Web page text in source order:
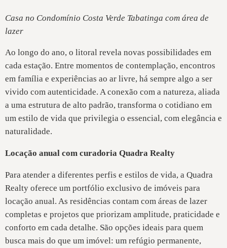
Casa no Condomínio Costa Verde Tabatinga com área de
lazer
Ao longo do ano, o litoral revela novas possibilidades em
cada estação. Entre momentos de contemplação, encontros
em família e experiências ao ar livre, há sempre algo a ser
vivido com autenticidade. A conexão com a natureza, aliada
a uma estrutura de alto padrão, transforma o cotidiano em
um estilo de vida que privilegia o essencial, com elegância e
naturalidade.
Locação anual com curadoria Quadra Realty
Para atender a diferentes perfis e estilos de vida, a Quadra
Realty oferece um portfólio exclusivo de imóveis para
locação anual. As residências contam com áreas de lazer
completas e projetos que priorizam amplitude, praticidade e
conforto em cada detalhe. São opções ideais para quem
busca mais do que um imóvel: um refúgio permanente,